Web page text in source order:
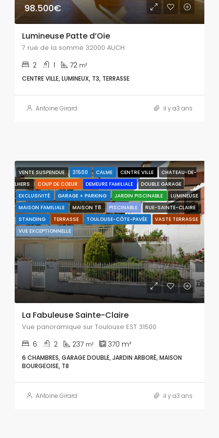
98.500€
Lumineuse Patte d’Oie
7 rue de la somme 32000 AUCH
2 1 72 m²
CENTRE VILLE, LUMINEUX, T3, TERRASSE
Antoine Girard il y a3 ans
CARACTÉRISTIQUES
VENTE SUSPENDUE 31500 CALME CENTRE VILLE
CHATEAU-DE-
LHERS
COUP DE COEUR DEMEURE FAMILIALE
DOUBLE GARAGE
EXCLUSIVITÉ
GARAGE + PARKING JARDIN PISCINABLE
LUMINEUSE
MAISON FAMILIALE
MAISON T8 PISCINABLE
RUE-SAINTE-CLAIRE
STANDING
TERRASSE TOULOUSE-CÔTE-PAVÉE
VASTE TERRASSE
VUE EXCEPTIONNELLE
La Fabuleuse Sainte-Claire
Vue panoramique sur Toulouse EST 31500
6 2 237 m² 370 m²
6 CHAMBRES, GARAGE DOUBLE, JARDIN ARBORÉ, MAISON
BOURGEOISE, T8
Antoine Girard il y a3 ans